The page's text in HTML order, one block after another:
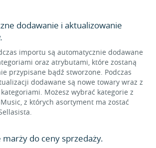
dodawanie i aktualizowanie
importu są automatycznie dodawane
oraz atrybutami, które zostaną
przypisane bądź stworzone. Podczas
dodawane są nowe towary wraz z
Możesz wybrać kategorie z
z których asortyment ma zostać
marży do ceny sprzedaży.